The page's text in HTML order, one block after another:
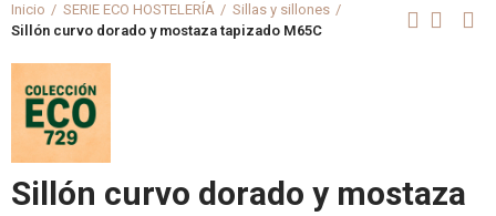
Inicio SERIE ECO HOSTELERÍA
Sillas y sillones
Sillón curvo dorado y mostaza tapizado M65C
Sillón curvo dorado y mostaza